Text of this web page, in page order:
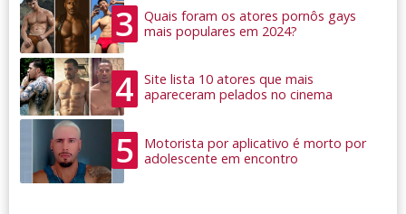
3
Quais foram os atores pornôs gays
mais populares em 2024?
4
Site lista 10 atores que mais
apareceram pelados no cinema
5
Motorista por aplicativo é morto por
adolescente em encontro